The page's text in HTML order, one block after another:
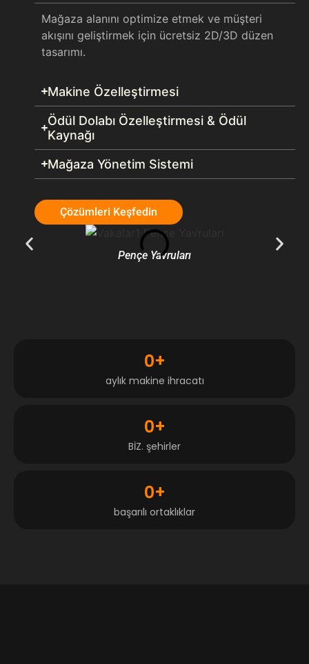
Mağaza alanını optimize etmek ve müşteri
akışını geliştirmek için ücretsiz 2D/3D düzen
tasarımı.
Makine Özelleştirmesi
Ödül Dolabı Özelleştirmesi & Ödül
Kaynağı
Mağaza Yönetim Sistemi
Çözümleri Keşfedin
Pençe Yavruları
aylık makine ihracatı
0+
BİZ. şehirler
0+
başarılı ortaklıklar
0+